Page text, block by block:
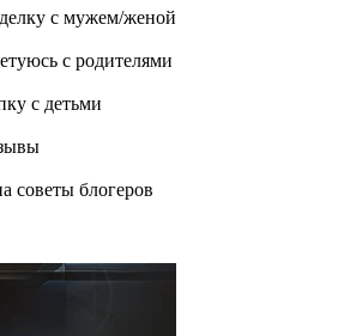
с мужем/женой
с родителями
с детьми
советы блогеров